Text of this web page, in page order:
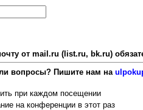
от mail.ru (list.ru, bk.ru)
вопросы? Пишите нам на
при каждом посещении
на конференции в этот раз